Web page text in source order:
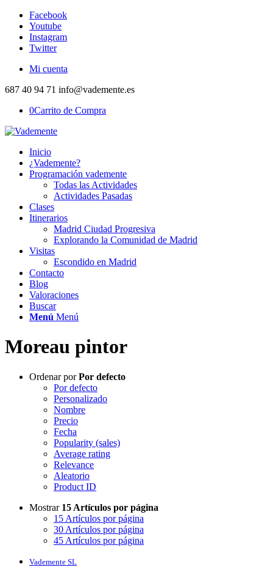
Facebook
Youtube
Instagram
Twitter
Mi cuenta
687 40 94 71 info@vademente.es
0Carrito de Compra
Inicio
¿Vademente?
Programación vademente
Todas las Actividades
Actividades Pasadas
Clases
Itinerarios
Madrid Ciudad Progresiva
Explorando la Comunidad de Madrid
Visitas
Escondido en Madrid
Contacto
Blog
Valoraciones
Buscar
Menú Menú
Moreau pintor
Ordenar porPor defecto
Por defecto
Personalizado
Nombre
Precio
Fecha
Popularity (sales)
Average rating
Relevance
Aleatorio
Product ID
Mostrar 15 Artículos por página
15 Artículos por página
30 Artículos por página
45 Artículos por página
Vademente SL